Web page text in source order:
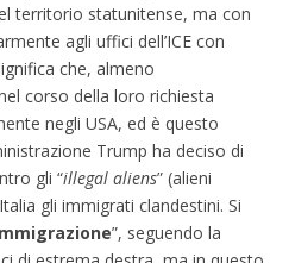
territorio statunitense, ma con
agli uffici dell’ICE con
che, almeno
corso della loro richiesta
negli USA, ed è questo
Trump ha deciso di
gli “illegal aliens” (alieni
gli immigrati clandestini. Si
”, seguendo la